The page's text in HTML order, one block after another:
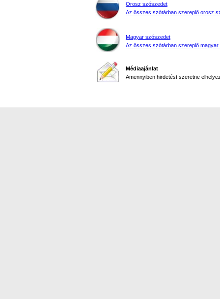
Orosz szószedet
Az összes szótárban szereplő orosz
Magyar szószedet
Az összes szótárban szereplő magyar
Médiaajánlat
Amennyiben hirdetést szeretne